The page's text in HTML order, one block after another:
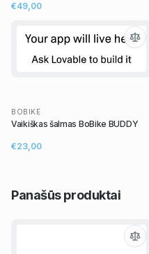
€49,00
BOBIKE
Vaikiškas šalmas BoBike BUDDY
€23,00
Panašūsproduktai